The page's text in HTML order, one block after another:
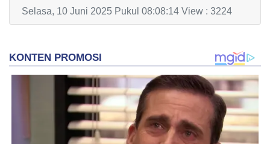
Selasa, 10 Juni 2025 Pukul 08:08:14 View : 3224